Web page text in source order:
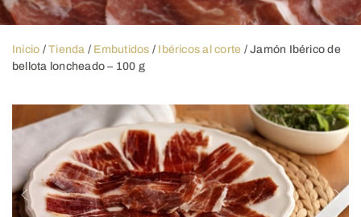
Inicio /Tienda / Embutidos / Ibéricos al corte / Jamón Ibérico de
bellota loncheado – 100 g